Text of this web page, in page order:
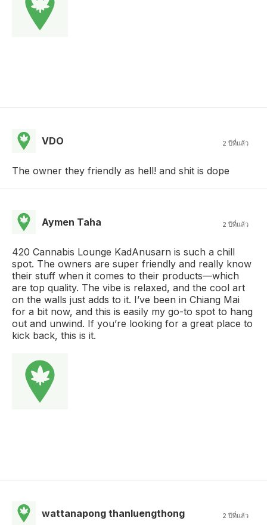
VDO 2 ปีที่แล้ว
The owner they friendly as hell! and shit is dope
Aymen Taha 2 ปีที่แล้ว
420 Cannabis Lounge KadAnusarn is such a chill
spot. The owners are super friendly and really know
their stuff when it comes to their products—which
are top quality. The vibe is relaxed, and the cool art
on the walls just adds to it. I’ve been in Chiang Mai
for a bit now, and this is easily my go-to spot to hang
out and unwind. If you’re looking for a great place to
kick back, this is it.
wattanapong thanluengthong 2 ปีที่แล้ว